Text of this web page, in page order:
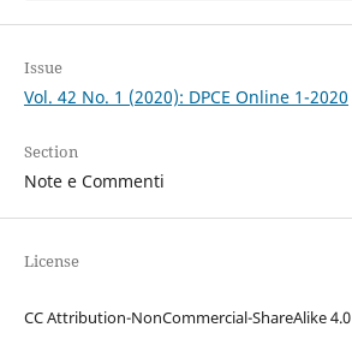
Issue
Vol. 42 No. 1 (2020): DPCE Online 1-2020
Section
Note e Commenti
License
CC Attribution-NonCommercial-ShareAlike 4.0